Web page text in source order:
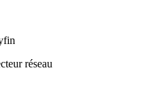
réseau